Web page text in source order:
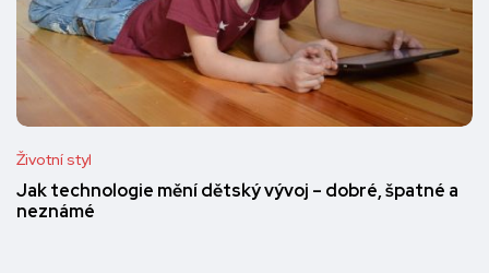
Životní styl
Jak technologie mění dětský vývoj – dobré, špatné a
neznámé